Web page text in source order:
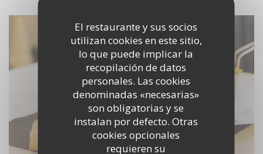
El restaurante y sus socios
utilizan cookies en este sitio,
lo que puede implicar la
recopilación de datos
personales. Las cookies
denominadas «necesarias»
son obligatorias y se
instalan por defecto. Otras
cookies opcionales
requieren su